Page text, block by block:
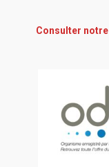
Consulter